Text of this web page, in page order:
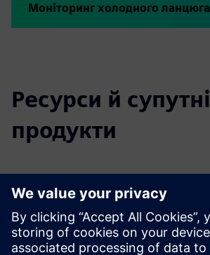
Ресурси й супутні
продукти
VS121/VS121-P Специфікації
Посібник користувача VS121
Посібник користувача VS121-P